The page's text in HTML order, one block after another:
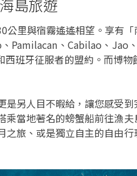
島旅遊
公里與宿霧遙遙相望。享有
Pamilacan、Cabilao、Jao
班牙征服者的盟約。而博
另人目不暇給，讓您感受
當地著名的螃蟹船前往漁
旅、或是獨立自主的自由